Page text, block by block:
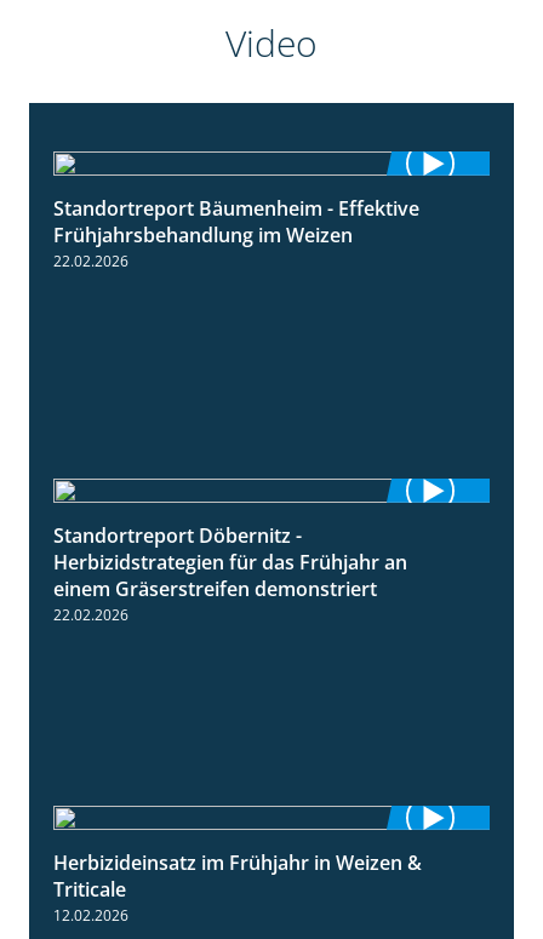
Video
4:20
Standortreport Bäumenheim - Effektive
Frühjahrsbehandlung im Weizen
22.02.2026
Standortreport Döbernitz -
Herbizidstrategien für das Frühjahr an
einem Gräserstreifen demonstriert
22.02.2026
2:39
Herbizideinsatz im Frühjahr in Weizen &
Triticale
12.02.2026